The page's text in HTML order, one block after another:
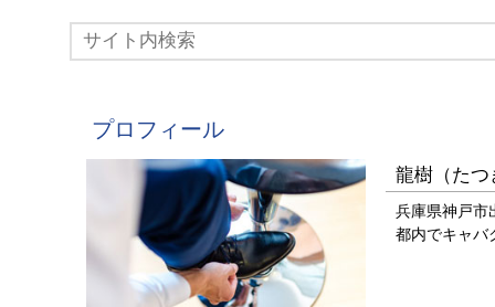
プロフィール
龍樹（たつ
兵庫県神戸市
都内でキャバ